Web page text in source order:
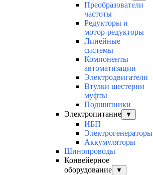
Преобразователи
частоты
Редукторы и
мотор-редукторы
Линейные
системы
Компоненты
автоматизации
Электродвигатели
Втулки шестерни
муфты
Подшипники
Электропитание
▼
ИБП
Электрогенераторы
Аккумуляторы
Шинопроводы
Конвейерное
оборудование
▼